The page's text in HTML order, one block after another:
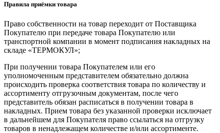
Правила приёмки товара
Право собственности на товар переходит от Поставщика
Покупателю при передаче товара Покупателю или
транспортной компании в момент подписания накладных на
складе «ТЕРМОКУЛ»;
При получении товара Покупателем или его
уполномоченным представителем обязательно должна
происходить проверка соответствия товара по количеству и
ассортименту отгрузочным документам, после чего
представитель обязан расписаться в получении товара в
накладных. Прием товара без указанной проверки исключает
в дальнейшем для Покупателя право ссылаться на отгрузку
товаров в ненадлежащем количестве и/или ассортименте.